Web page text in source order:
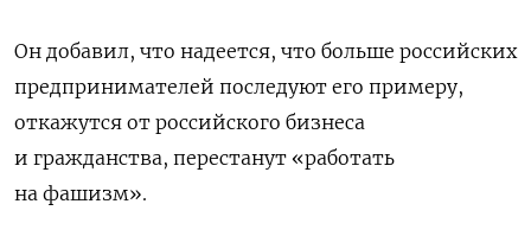
Он добавил, что надеется, что больше российских
предпринимателей последуют его примеру,
откажутся от российского бизнеса
и гражданства, перестанут «работать
на фашизм».